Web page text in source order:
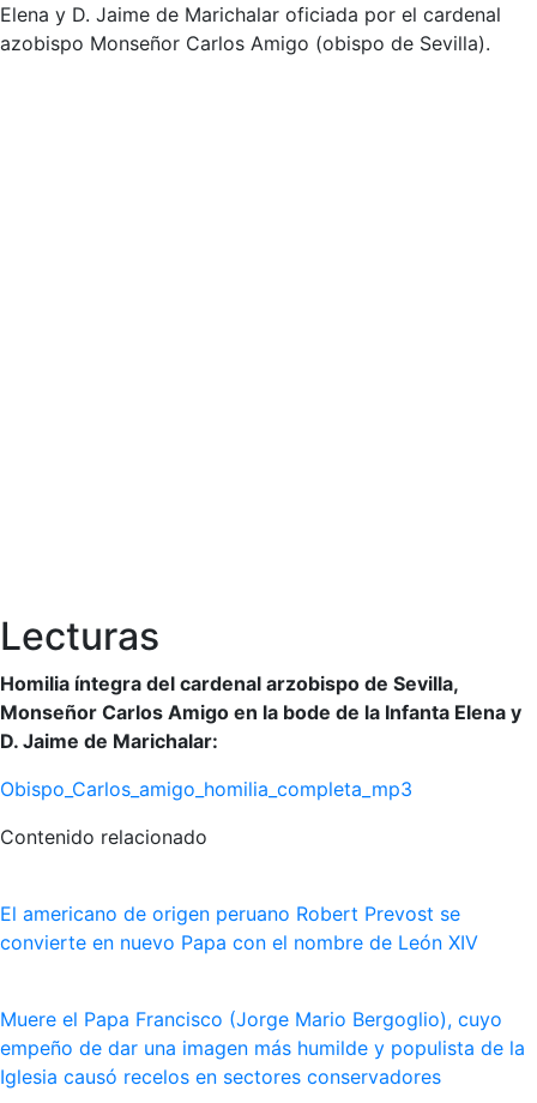
Elena y D. Jaime de Marichalar oficiada por el cardenal
azobispo Monseñor Carlos Amigo (obispo de Sevilla).
Lecturas
Homilia íntegra del cardenal arzobispo de Sevilla,
Monseñor Carlos Amigo en la bode de la Infanta Elena y
D. Jaime de Marichalar:
Obispo_Carlos_amigo_homilia_completa_mp3
Contenido relacionado
El americano de origen peruano Robert Prevost se
convierte en nuevo Papa con el nombre de León XIV
Muere el Papa Francisco (Jorge Mario Bergoglio), cuyo
empeño de dar una imagen más humilde y populista de la
Iglesia causó recelos en sectores conservadores